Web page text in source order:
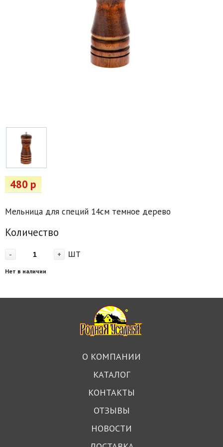
Товары для отдыха
Водоснабжение и полив
Пруды и бассейны
Все для автолюбителей
480 р
Мельница для специй 14см темное дерево
Количество
- + шт
Нет в наличии
О КОМПАНИИ
КАТАЛОГ
КОНТАКТЫ
ОТЗЫВЫ
НОВОСТИ